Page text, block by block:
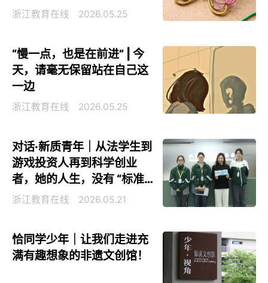
浙江教育在线 2026.05.25
“慢一点，也是在前进” | 今
天，请毫无保留站在自己这
一边
浙江教育在线 2026.05.25
对话·新质青年｜从法学生到
游戏投资人再到科学创业
者，她的人生，没有 “标准
答案”
浙江教育在线 2026.05.21
恰同学少年｜让我们走进充
满有趣想象的非遗文创馆！